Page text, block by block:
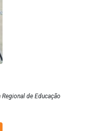
de Educação